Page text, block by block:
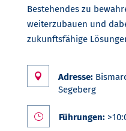
Bestehendes zu
weiterzubauen und
zukunftsfähige
 Adresse:
Segeberg
} Führungen:>